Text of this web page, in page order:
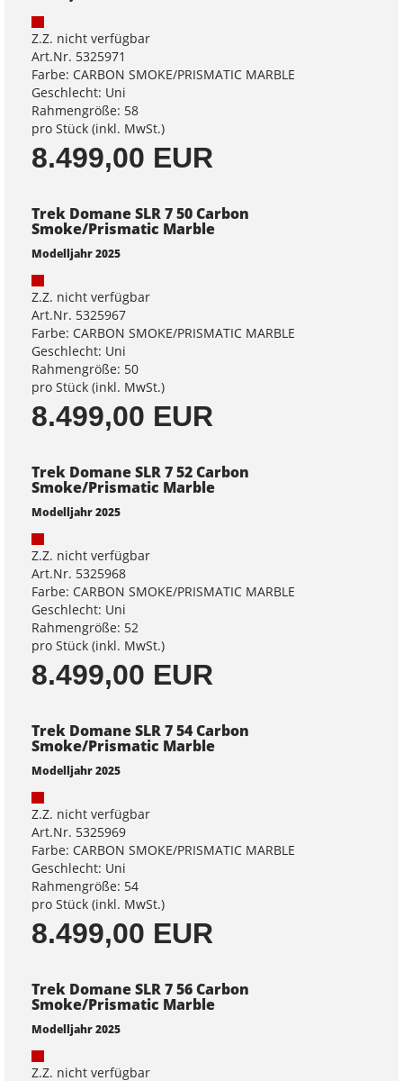
Z.Z. nicht verfügbar
Art.Nr. 5325971
Farbe: CARBON SMOKE/PRISMATIC MARBLE
Geschlecht: Uni
Rahmengröße: 58
pro Stück (inkl. MwSt.)
8.499,00 EUR
Trek Domane SLR 7 50 Carbon
Smoke/Prismatic Marble
Modelljahr 2025
Z.Z. nicht verfügbar
Art.Nr. 5325967
Farbe: CARBON SMOKE/PRISMATIC MARBLE
Geschlecht: Uni
Rahmengröße: 50
pro Stück (inkl. MwSt.)
8.499,00 EUR
Trek Domane SLR 7 52 Carbon
Smoke/Prismatic Marble
Modelljahr 2025
Z.Z. nicht verfügbar
Art.Nr. 5325968
Farbe: CARBON SMOKE/PRISMATIC MARBLE
Geschlecht: Uni
Rahmengröße: 52
pro Stück (inkl. MwSt.)
8.499,00 EUR
Trek Domane SLR 7 54 Carbon
Smoke/Prismatic Marble
Modelljahr 2025
Z.Z. nicht verfügbar
Art.Nr. 5325969
Farbe: CARBON SMOKE/PRISMATIC MARBLE
Geschlecht: Uni
Rahmengröße: 54
pro Stück (inkl. MwSt.)
8.499,00 EUR
Trek Domane SLR 7 56 Carbon
Smoke/Prismatic Marble
Modelljahr 2025
Z.Z. nicht verfügbar